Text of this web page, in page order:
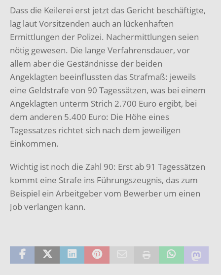
Dass die Keilerei erst jetzt das Gericht beschäftigte,
lag laut Vorsitzenden auch an lückenhaften
Ermittlungen der Polizei. Nachermittlungen seien
nötig gewesen. Die lange Verfahrensdauer, vor
allem aber die Geständnisse der beiden
Angeklagten beeinflussten das Strafmaß: jeweils
eine Geldstrafe von 90 Tagessätzen, was bei einem
Angeklagten unterm Strich 2.700 Euro ergibt, bei
dem anderen 5.400 Euro: Die Höhe eines
Tagessatzes richtet sich nach dem jeweiligen
Einkommen.
Wichtig ist noch die Zahl 90: Erst ab 91 Tagessätzen
kommt eine Strafe ins Führungszeugnis, das zum
Beispiel ein Arbeitgeber vom Bewerber um einen
Job verlangen kann.